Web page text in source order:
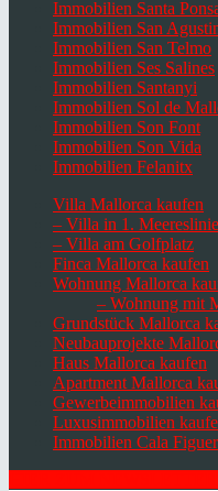
Immobilien Santa
Immobilien San
Immobilien San Telmo
Immobilien Ses Salines
Immobilien Santanyi
Immobilien Sol de
Immobilien Son Font
Immobilien Son Vida
Immobilien Felanitx
Villa Mallorca kaufen
– Villa in 1. Meereslinie
– Villa am Golfplatz
Finca Mallorca kaufen
Wohnung Mallorca
– Wohnung mit
Grundstück Mallorca
Neubauprojekte
Haus Mallorca kaufen
Apartment Mallorca
Gewerbeimmobilien
Luxusimmobilien
Immobilien Cala